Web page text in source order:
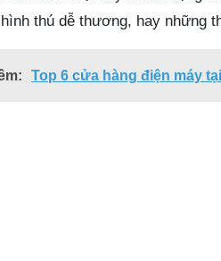
thú dễ thương, hay những
Top 6 cửa hàng điện máy